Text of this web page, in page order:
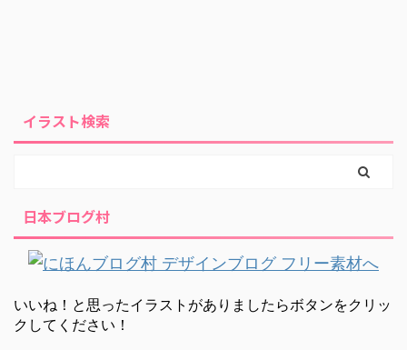
イラスト検索
日本ブログ村
いいね！と思ったイラストがありましたらボタンをクリッ
クしてください！